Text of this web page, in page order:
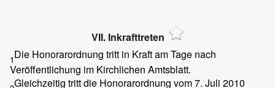
VII. Inkrafttreten
1Die Honorarordnung tritt in Kraft am Tage nach
Veröffentlichung im Kirchlichen Amtsblatt.
Gleichzeitig tritt die Honorarordnung vom 7. Juli 2010